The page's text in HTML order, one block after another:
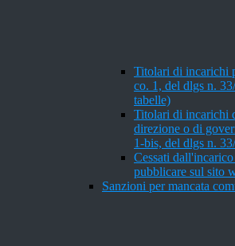
Titolari di incarichi
co. 1, del dlgs n.
tabelle)
Titolari di incarichi
direzione o di
1-bis, del dlgs n.
Cessati
pubblicare sul sito
Sanzioni per mancata